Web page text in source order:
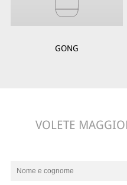
GONG
VOLETE